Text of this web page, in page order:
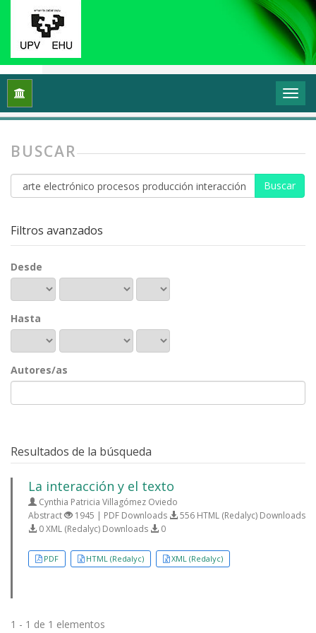
Inicio
BUSCAR
Buscar
artículos
Filtros avanzados
Desde
Hasta
Autores/as
Resultados de la búsqueda
La interacción y el texto
Cynthia Patricia Villagómez Oviedo
Abstract
1945 | PDF Downloads
556 HTML (Redalyc) Downloads
0 XML (Redalyc) Downloads
0
PDF HTML (Redalyc) XML (Redalyc)
1 - 1 de 1 elementos